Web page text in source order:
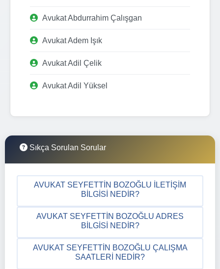
Avukat Abdurrahim Çalışgan
Avukat Adem Işık
Avukat Adil Çelik
Avukat Adil Yüksel
Sıkça Sorulan Sorular
AVUKAT SEYFETTIN BOZOĞLU İLETIŞIM
BILGISI NEDIR?
AVUKAT SEYFETTIN BOZOĞLU ADRES
BILGISI NEDIR?
AVUKAT SEYFETTIN BOZOĞLU ÇALIŞMA
SAATLERI NEDIR?